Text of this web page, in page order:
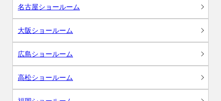
名古屋ショールーム
大阪ショールーム
広島ショールーム
高松ショールーム